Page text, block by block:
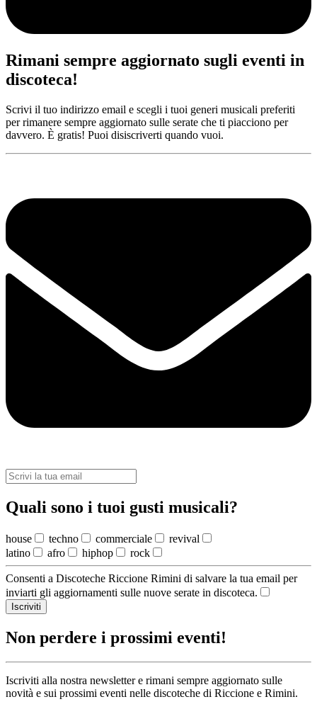
Rimani sempre aggiornato sugli eventi in
discoteca!
Scrivi il tuo indirizzo email e scegli i tuoi generi musicali preferiti
per rimanere sempre aggiornato sulle serate che ti piacciono per
davvero. È gratis! Puoi disiscriverti quando vuoi.
Quali sono i tuoi gusti musicali?
house techno commerciale
revival
latino
afro hiphop rock
Consenti a Discoteche Riccione Rimini di salvare la tua email per
inviarti gli aggiornamenti sulle nuove serate in discoteca.
Iscriviti
Non perdere i prossimi eventi!
Iscriviti alla nostra newsletter e rimani sempre aggiornato sulle
novità e sui prossimi eventi nelle discoteche di Riccione e Rimini.